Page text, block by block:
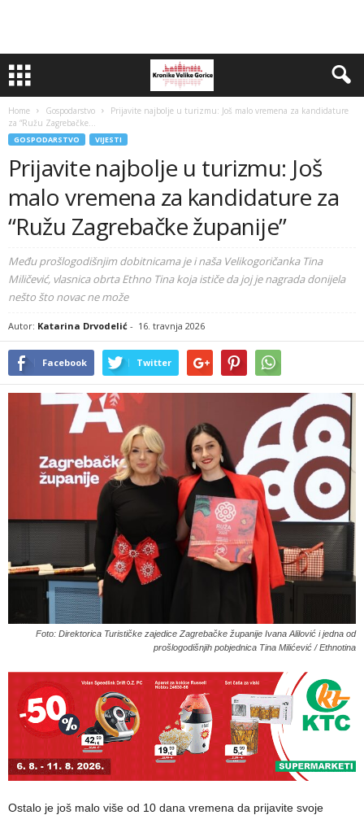
Home Gospodarstvo
Prijavite najbolje u turizmu: Još malo vremena za kandidature
za “Ružu Zagrebačke...
GOSPODARSTVO VIJESTI
Prijavite najbolje u turizmu: Još
malo vremena za kandidature za
“Ružu Zagrebačke županije”
Među prošlogodišnjim dobitnicama je i naša Velikogoričanka Tina
Miličević, vlasnica obrta Ethno Tina koja ističe da joj je nagrada donijela
nešto što novac ne može
Autor: Katarina Drvodelić - 16. travnja 2026
Facebook Twitter
Foto: Direktorica Turističke zajedice Zagrebačke županije Ivana Alilović i jedna od
prošlogodišnjih pobjednica Tina Milićević / Ethnotina
Ostalo je još malo više od 10 dana vremena da prijavite svoje